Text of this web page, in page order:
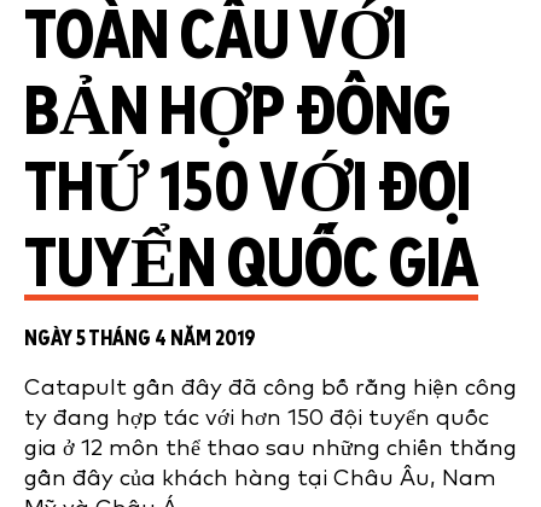
TOÀN CẦU VỚI
BẢN HỢP ĐỒNG
THỨ 150 VỚI ĐỘI
TUYỂN QUỐC GIA
NGÀY 5 THÁNG 4 NĂM 2019
Catapult gần đây đã công bố rằng hiện công
ty đang hợp tác với hơn 150 đội tuyển quốc
gia ở 12 môn thể thao sau những chiến thắng
gần đây của khách hàng tại Châu Âu, Nam